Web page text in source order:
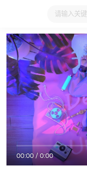
大家在看 日本动漫
00:00/0:00